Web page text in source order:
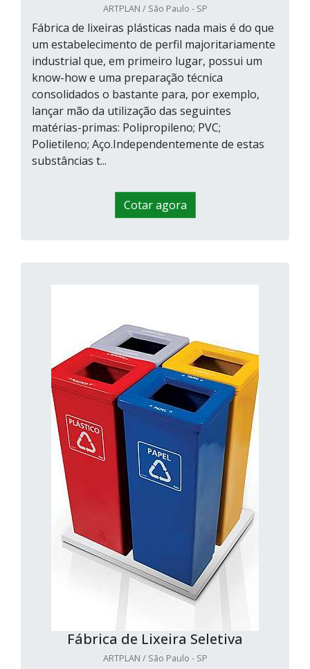
ARTPLAN / São Paulo - SP
Fábrica de lixeiras plásticas nada mais é do que
um estabelecimento de perfil majoritariamente
industrial que, em primeiro lugar, possui um
know-how e uma preparação técnica
consolidados o bastante para, por exemplo,
lançar mão da utilização das seguintes
matérias-primas: Polipropileno; PVC;
Polietileno; Aço.Independentemente de estas
substâncias t...
Cotar agora
Fábrica de Lixeira Seletiva
ARTPLAN / São Paulo - SP